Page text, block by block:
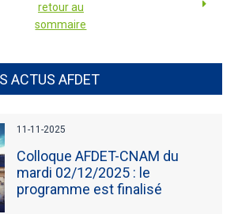
retour au
sommaire
ACTUS AFDET
11-11-2025
Colloque AFDET-CNAM du
mardi 02/12/2025 : le
programme est finalisé